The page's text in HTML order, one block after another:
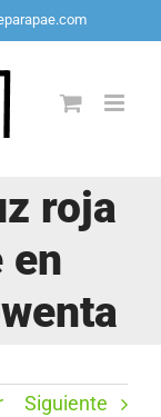
roja
en
Siguiente